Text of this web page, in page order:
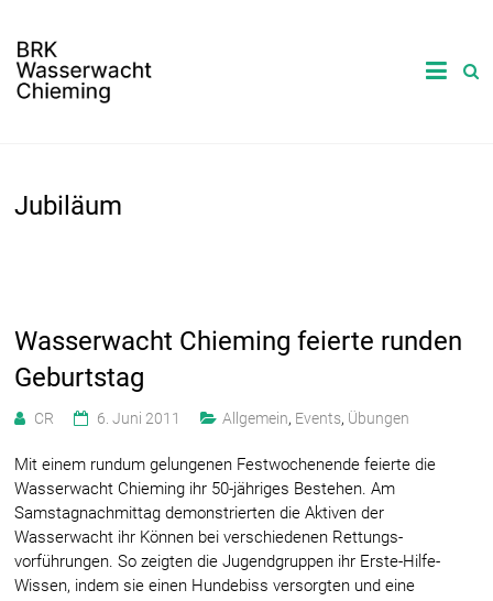
Jubiläum
Wasserwacht Chieming feierte runden
Geburtstag
CR 6. Juni 2011 Allgemein, Events, Übungen
Mit einem rundum gelungenen Festwochenende feierte die
Wasserwacht Chieming ihr 50-jähriges Bestehen. Am
Samstagnachmittag demonstrierten die Aktiven der
Wasserwacht ihr Können bei verschiedenen Rettungs-
vorführungen. So zeigten die Jugendgruppen ihr Erste-Hilfe-
Wissen, indem sie einen Hundebiss versorgten und eine